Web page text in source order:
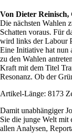
Von Dieter Reinisch,
Die nächsten Wahlen
Schatten voraus. Für
wird links der Labour
Eine Initiative hat nun
zu den Wahlen
Kraft mit dem Titel
Resonanz. Ob der
Artikel-Länge: 8173
Damit unabhängiger
Sie die junge Welt mit
allen Analysen,